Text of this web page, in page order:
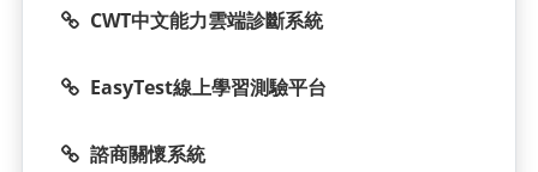
CWT中文能力雲端診斷系統
EasyTest線上學習測驗平台
諮商關懷系統